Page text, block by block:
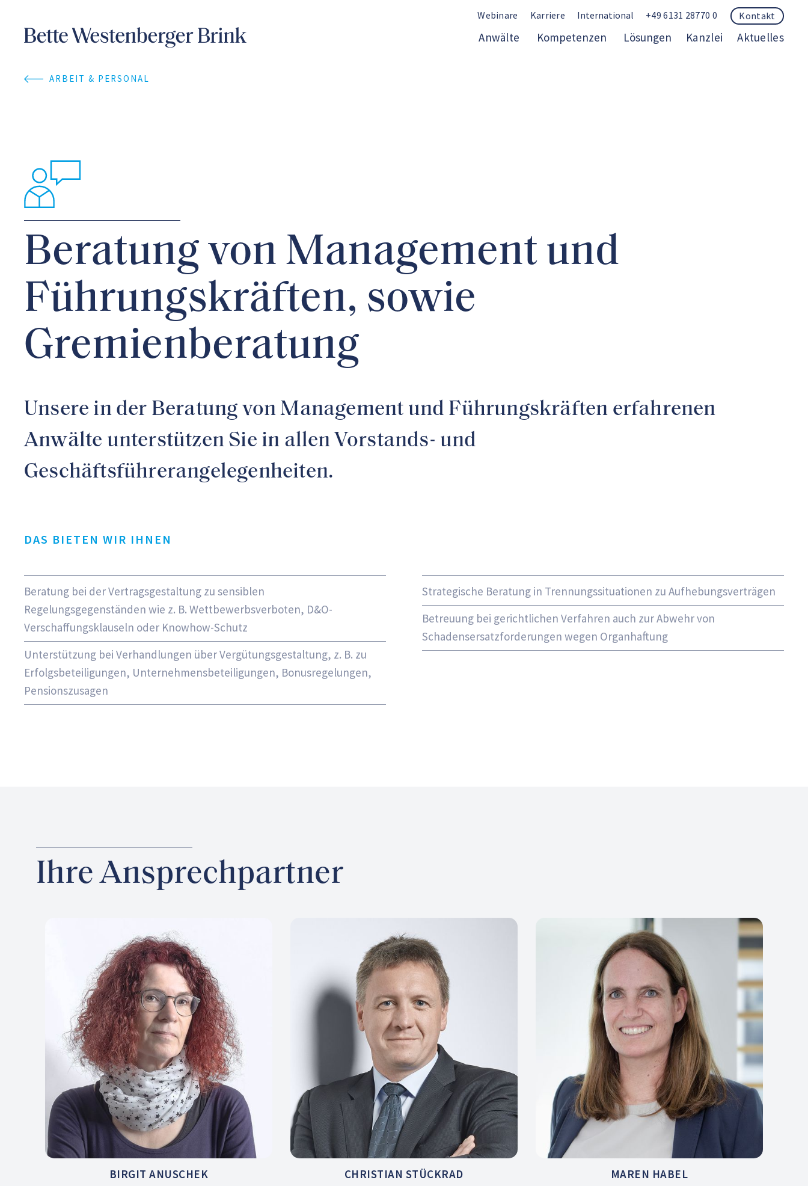
Webinare Karriere International +49 6131 28770 0 Kontakt
Anwälte Kompetenzen Lösungen Kanzlei Aktuelles
ARBEIT & PERSONAL
Beratung von Management und
Führungskräften, sowie
Gremienberatung
Unsere in der Beratung von Management und Führungskräften erfahrenen
Anwälte unterstützen Sie in allen Vorstands- und
Geschäftsführerangelegenheiten.
DAS BIETEN WIR IHNEN
Beratung bei der Vertragsgestaltung zu sensiblen
Regelungsgegenständen wie z. B. Wettbewerbsverboten, D&O-
Verschaffungsklauseln oder Knowhow-Schutz
Unterstützung bei Verhandlungen über Vergütungsgestaltung, z. B. zu
Erfolgsbeteiligungen, Unternehmensbeteiligungen, Bonusregelungen,
Pensionszusagen
Strategische Beratung in Trennungssituationen zu Aufhebungsverträgen
Betreuung bei gerichtlichen Verfahren auch zur Abwehr von
Schadensersatzforderungen wegen Organhaftung
Ihre Ansprechpartner
BIRGIT ANUSCHEK CHRISTIAN STÜCKRAD MAREN HABEL